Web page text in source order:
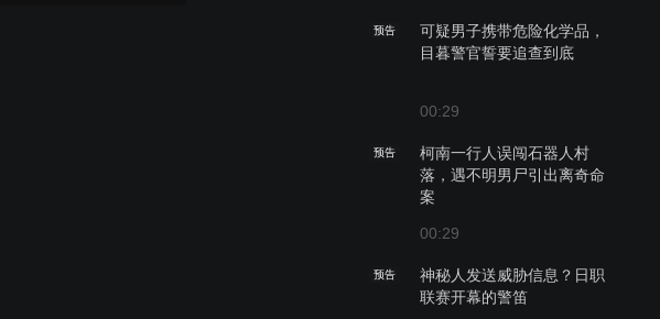
预告
可疑男子携带危险化学品，
目暮警官誓要追查到底
00:29
预告
柯南一行人误闯石器人村
落，遇不明男尸引出离奇命
案
00:29
预告
神秘人发送威胁信息？日职
联赛开幕的警笛